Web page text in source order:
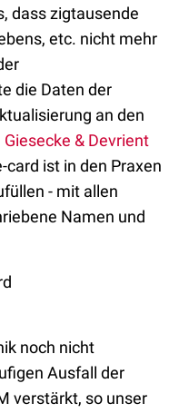
dass zigtausende
etc. nicht mehr
die Daten der
an den
Giesecke & Devrient
ist in den Praxen
- mit allen
Namen und
noch nicht
Ausfall der
verstärkt, so unser